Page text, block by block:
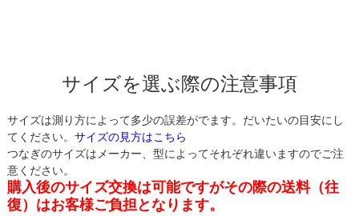
サイズを選ぶ際の注意事項
サイズは測り方によって多少の誤差がでます。だいたいの目安にし
てください。 サイズの見方はこちら
つなぎのサイズはメーカー、型によってそれぞれ違いますのでご注
意ください。
購入後のサイズ交換は可能ですがその際の送料（往
復）はお客様ご負担となります。